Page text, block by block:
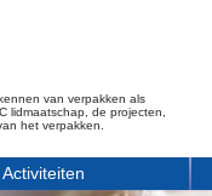
van verpakken als
lidmaatschap, de projecten,
het verpakken.
Activiteiten